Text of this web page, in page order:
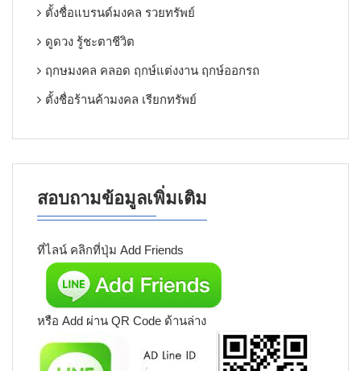
ตั้งชื่อแบรนด์มงคล รวยทรัพย์
ดูดวง รู้ชะตาชีวิต
ฤกษมงคล คลอด ฤกษ์แต่งงาน ฤกษ์ออกรถ
ตั้งชื่อร้านค้ามงคล เรียกทรัพย์
สอบถามข้อมูลเพิ่มเติม
ที่ไลน์ คลิกที่ปุ่ม Add Friends
หรือ Add ผ่าน QR Code ด้านล่าง